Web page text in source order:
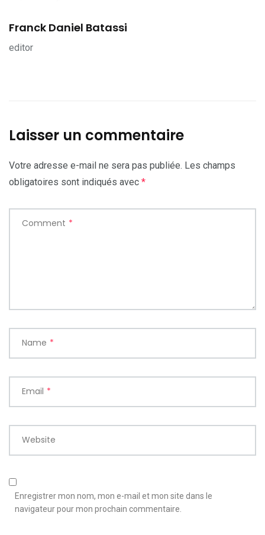
Franck Daniel Batassi
editor
Laisser un commentaire
Votre adresse e-mail ne sera pas publiée. Les champs
obligatoires sont indiqués avec *
Comment *
Name *
Email *
Website
Enregistrer mon nom, mon e-mail et mon site dans le
navigateur pour mon prochain commentaire.